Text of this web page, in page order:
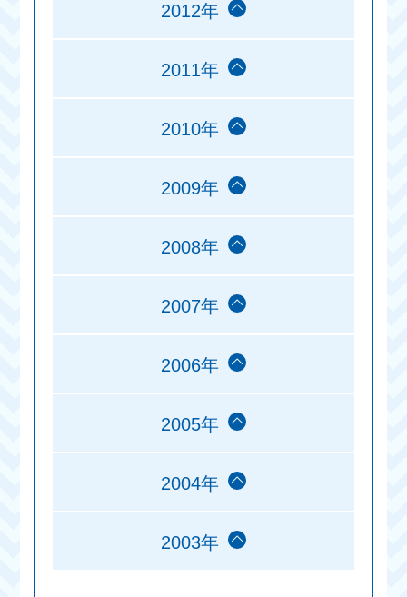
2012年
2011年
2010年
2009年
2008年
2007年
2006年
2005年
2004年
2003年